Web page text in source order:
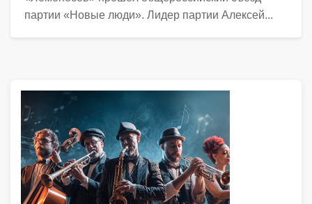
партии «Новые люди». Лидер партии Алексей...